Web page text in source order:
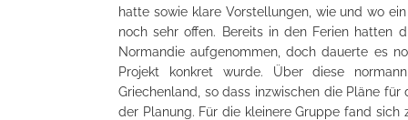
hatte sowie klare Vorstellungen, wie und wo
noch sehr offen. Bereits in den Ferien hatten
Normandie aufgenommen, doch dauerte es
Projekt konkret wurde. Über diese
Griechenland, so dass inzwischen die Pläne
der Planung. Für die kleinere Gruppe fand